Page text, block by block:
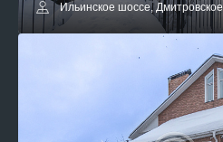
Ильинское шоссе,